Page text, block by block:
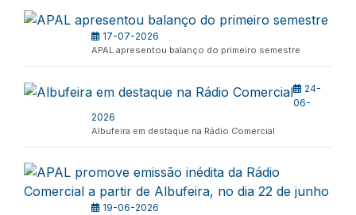
17-07-2026
APAL apresentou balanço do primeiro semestre
24-
06-
2026
Albufeira em destaque na Rádio Comercial
19-06-2026